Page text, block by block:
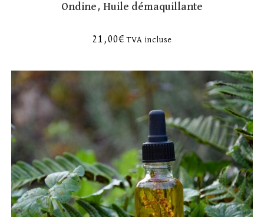
Ondine, Huile démaquillante
21,00€ TVA incluse